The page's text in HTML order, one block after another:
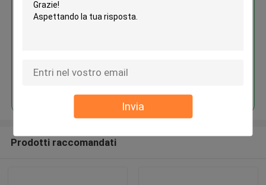
Invia
con colore bianco
Prodotti raccomandati